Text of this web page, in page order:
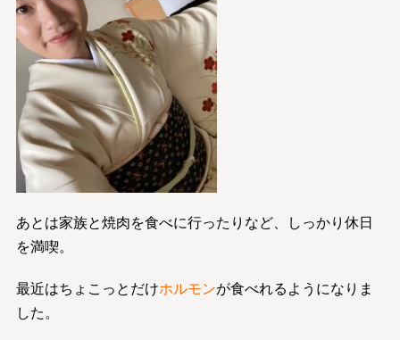
あとは家族と焼肉を食べに行ったりなど、しっかり休日
を満喫。
最近はちょこっとだけホルモンが食べれるようになりま
した。